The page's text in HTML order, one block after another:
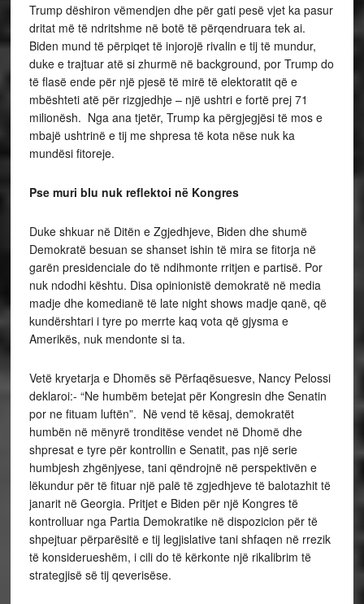
Trump dëshiron vëmendjen dhe për gati pesë vjet ka pasur
dritat më të ndritshme në botë të përqendruara tek ai.
Biden mund të përpiqet të injorojë rivalin e tij të mundur,
duke e trajtuar atë si zhurmë në background, por Trump do
të flasë ende për një pjesë të mirë të elektoratit që e
mbështeti atë për rizgjedhje – një ushtri e fortë prej 71
milionësh. Nga ana tjetër, Trump ka përgjegjësi të mos e
mbajë ushtrinë e tij me shpresa të kota nëse nuk ka
mundësi fitoreje.
Pse muri blu nuk reflektoi në Kongres
Duke shkuar në Ditën e Zgjedhjeve, Biden dhe shumë
Demokratë besuan se shanset ishin të mira se fitorja në
garën presidenciale do të ndihmonte rritjen e partisë. Por
nuk ndodhi kështu. Disa opinionistë demokratë në media
madje dhe komedianë të late night shows madje qanë, që
kundërshtari i tyre po merrte kaq vota që gjysma e
Amerikës, nuk mendonte si ta.
Vetë kryetarja e Dhomës së Përfaqësuesve, Nancy Pelossi
deklaroi:- “Ne humbëm betejat për Kongresin dhe Senatin
por ne fituam luftën”. Në vend të kësaj, demokratët
humbën në mënyrë tronditëse vendet në Dhomë dhe
shpresat e tyre për kontrollin e Senatit, pas një serie
humbjesh zhgënjyese, tani qëndrojnë në perspektivën e
lëkundur për të fituar një palë të zgjedhjeve të balotazhit të
janarit në Georgia. Pritjet e Biden për një Kongres të
kontrolluar nga Partia Demokratike në dispozicion për të
shpejtuar përparësitë e tij legjislative tani shfaqen në rrezik
të konsiderueshëm, i cili do të kërkonte një rikalibrim të
strategjisë së tij qeverisëse.